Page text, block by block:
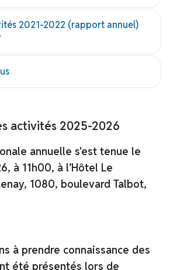
2021-2022 (rapport annuel)
activités 2025-2026
annuelle s'est tenue le
à 11h00, à l’Hôtel Le
1080, boulevard Talbot,
à prendre connaissance des
été présentés lors de